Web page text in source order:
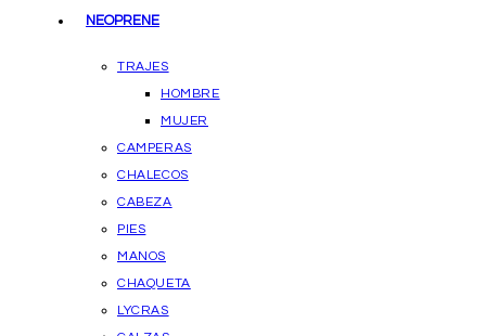
NEOPRENE
TRAJES
HOMBRE
MUJER
CAMPERAS
CHALECOS
CABEZA
PIES
MANOS
CHAQUETA
LYCRAS